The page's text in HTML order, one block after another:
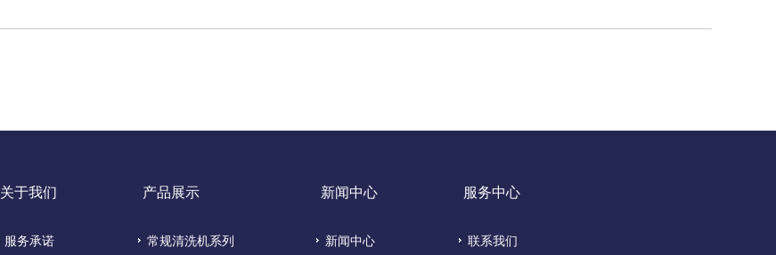
关于我们
服务承诺
产品展示
常规清洗机系列
新闻中心
新闻中心
服务中心
联系我们